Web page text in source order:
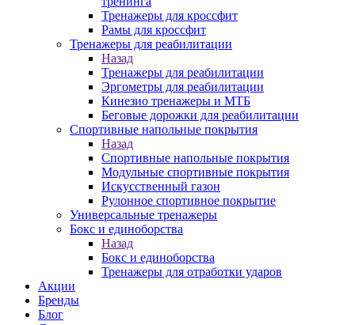
Тренажеры для кроссфит
Рамы для кроссфит
Тренажеры для реабилитации
Назад
Тренажеры для реабилитации
Эргометры для реабилитации
Кинезио тренажеры и МТБ
Беговые дорожки для реабилитации
Спортивные напольные покрытия
Назад
Спортивные напольные покрытия
Модульные спортивные покрытия
Искусственный газон
Рулонное спортивное покрытие
Универсальные тренажеры
Бокс и единоборства
Назад
Бокс и единоборства
Тренажеры для отработки ударов
Акции
Бренды
Блог